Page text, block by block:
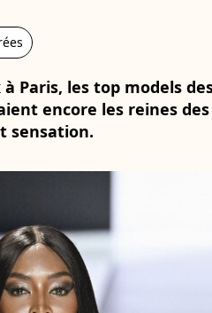
Paris, les top models
encore les reines
sensation.